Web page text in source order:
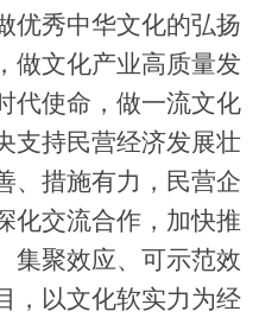
优秀中华文化的弘扬
做文化产业高质量发
代使命，做一流文化
支持民营经济发展壮
、措施有力，民营企
化交流合作，加快推
集聚效应、可示范效
，以文化软实力为经